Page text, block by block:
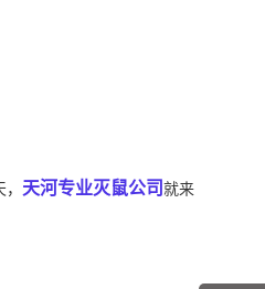
天河专业灭鼠公司就来